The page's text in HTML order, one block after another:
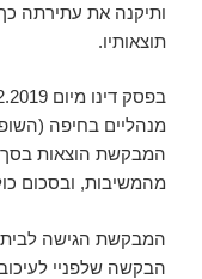
ותיקנה את עתירתה
תוצאותיו.
מנהליים בחיפה
מהמשיבות, ובסכום כולל של
המבקשת הגישה לבית
הבקשה שלפניי